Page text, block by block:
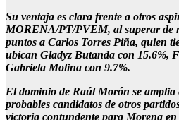
Su ventaja es clara frente a otros
MORENA/PT/PVEM, al superar de
puntos a Carlos Torres Piña, quien
ubican Gladyz Butanda con 15.6%,
Gabriela Molina con 9.7%.
El dominio de Raúl Morón se amplia
probables candidatos de otros
victoria contundente para Morena